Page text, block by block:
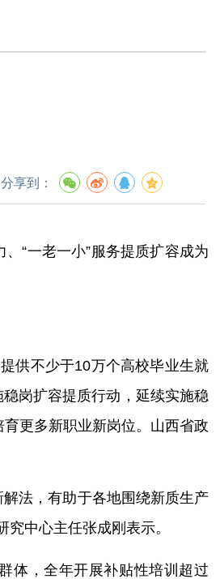
分享到：
“一老一小”服务提质扩容成为
供不少于10万个高校毕业生就
岗扩容提质行动，延续实施稳
更多新职业新岗位。山西省政
法，有助于各地围绕新质生产
中心主任张成刚表示。
体，全年开展补贴性培训超过